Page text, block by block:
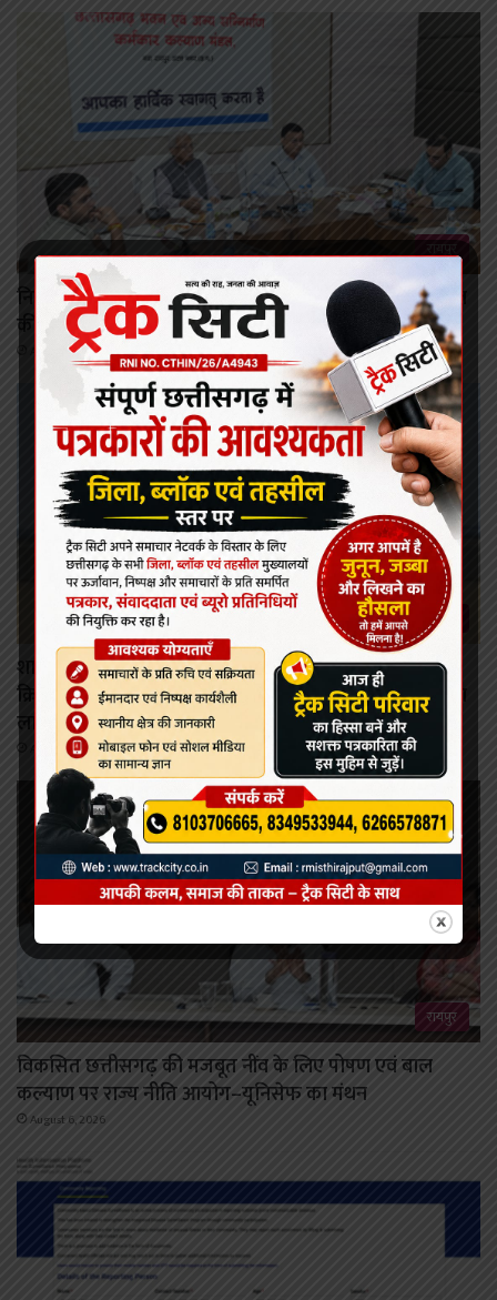
रायपुर
निर्माण श्रमिकों के कल्याण हेतु अनेक महत्वपूर्ण निर्णयों को मंडल
की बैठक में मिली स्वीकृति
August 6, 2026
रायपुर
शासन की जनकल्याणकारी योजनाओं का करें समयबद्ध
क्रियान्वयन , प्रत्येक पात्र व्यक्ति को मिले शासन की योजनाओं का
लाभ : मुख्यमंत्री विष्णुदेव साय।
August 6, 2026
रायपुर
विकसित छत्तीसगढ़ की मजबूत नींव के लिए पोषण एवं बाल
कल्याण पर राज्य नीति आयोग–यूनिसेफ का मंथन
August 6, 2026